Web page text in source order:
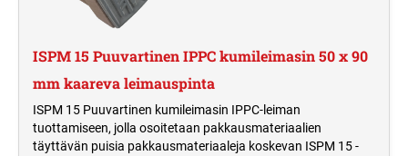
ISPM 15 Puuvartinen IPPC kumileimasin 50 x 90
mm kaareva leimauspinta
ISPM 15 Puuvartinen kumileimasin IPPC-leiman
tuottamiseen, jolla osoitetaan pakkausmateriaalien
täyttävän puisia pakkausmateriaaleja koskevan ISPM 15 -